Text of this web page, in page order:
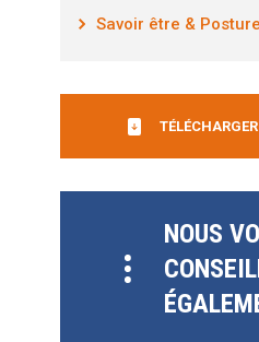
Savoir être &
NOUS